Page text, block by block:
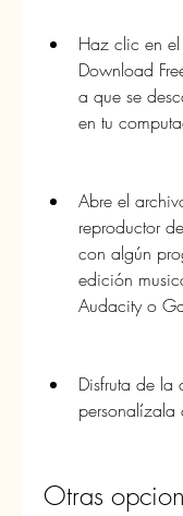
Haz clic en
Download
a que se
en tu
Abre el
reproductor
con algún
edición
Audacity o
Disfruta de la
personalízala
Otras